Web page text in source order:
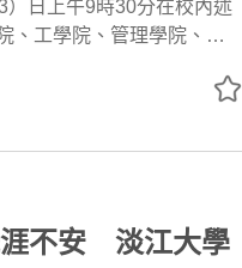
）日上午9時30分在校內述
、工學院、管理學院、人
35名、碩士班405名、學士
長張金龍為畢業生代表進
究生研究成果獎」與「運
涯不安 淡江大學